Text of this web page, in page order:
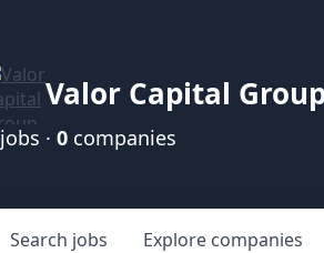
Valor Capital
jobs · 0 companies
Search jobs Explore companies